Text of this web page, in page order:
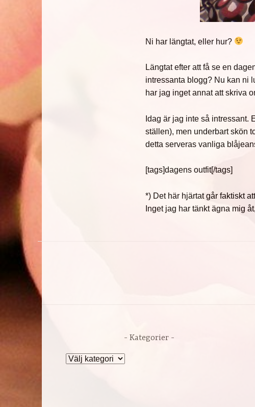
Ni har längtat, eller hur?
Längtat efter att få se en
intressanta blogg? Nu kan ni
har jag inget annat att skriva
Idag är jag inte så intressant.
ställen), men underbart skön
detta serveras vanliga
[tags]dagens outfit[/tags]
*) Det här hjärtat går faktiskt
Inget jag har tänkt ägna mig
Kategorier
Kategorier